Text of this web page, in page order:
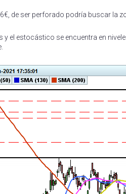
de ser perforado podría buscar la
y el estocástico se encuentra en